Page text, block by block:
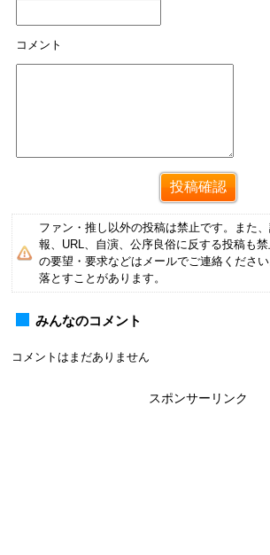
コメント
ファン・推し以外の投稿は禁止です。また
報、URL、自演、公序良俗に反する投稿も
の要望・要求などはメールでご連絡くださ
落とすことがあります。
みんなのコメント
コメントはまだありません
スポンサーリンク